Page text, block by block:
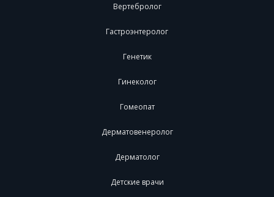
Вертебролог
Гастроэнтеролог
Генетик
Гинеколог
Гомеопат
Дерматовенеролог
Дерматолог
Детские врачи